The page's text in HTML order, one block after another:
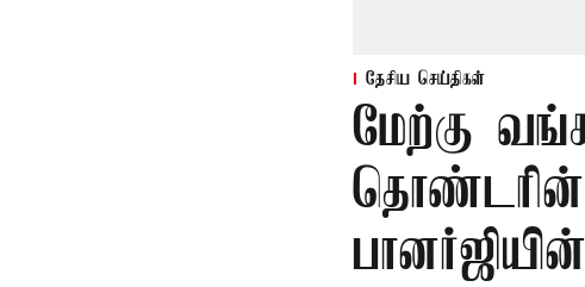
தேசிய செய்திகள்
மேற்கு
தொண்டரின்